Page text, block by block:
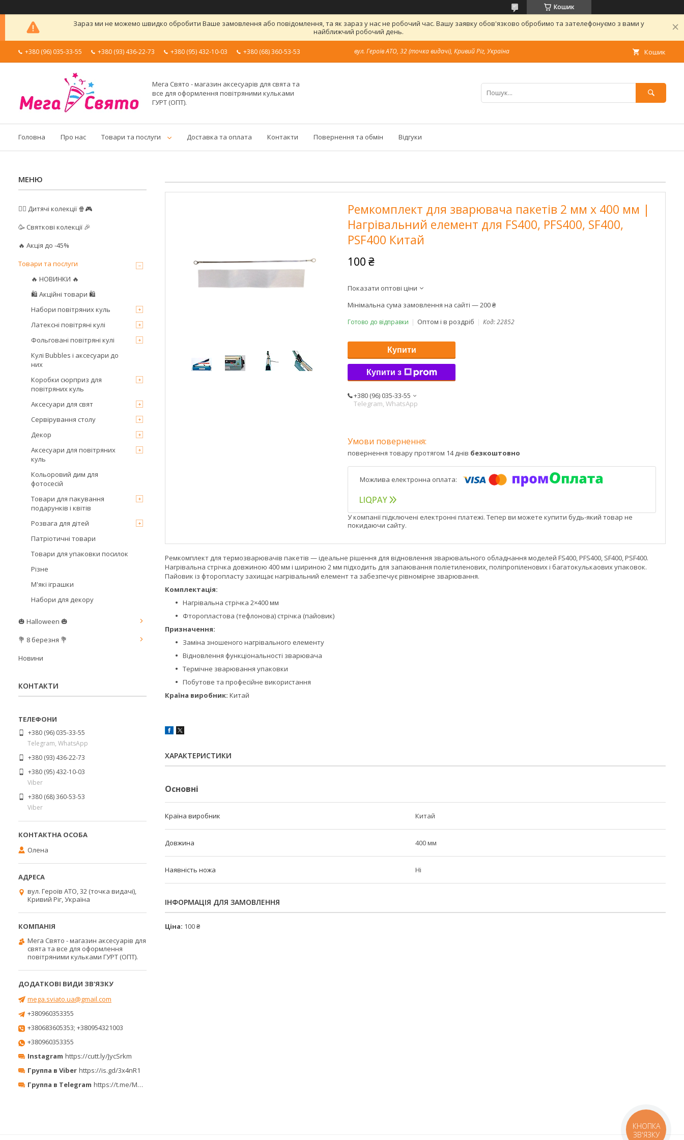
Кошик
Зараз ми не можемо швидко обробити Ваше замовлення або повідомлення, та як зараз у нас не робочий час. Вашу заявку обов'язково обробимо та зателефонуємо з вами у
найближчий робочий день.
+380 (96) 035-33-55 +380 (93) 436-22-73 +380 (95) 432-10-03 +380 (68) 360-53-53 вул. Героїв АТО, 32 (точка видачі), Кривий Ріг, Україна Кошик
Мега Свято - магазин аксесуарів для свята та
все для оформлення повітряними кульками
ГУРТ (ОПТ).
Головна Про нас Товари та послуги Доставка та оплата Контакти Повернення та обмін Відгуки
Ремкомплект для зварювача пакетів 2 мм x 400 мм |
Нагрівальний елемент для FS400, PFS400, SF400,
PSF400 Китай
100 ₴
Показати оптові ціни
Мінімальна сума замовлення на сайті — 200 ₴
Готово до відправки Оптом і в роздріб Код:22852
Купити
Купити з
+380 (96) 035-33-55
Telegram, WhatsApp
повернення товару протягом 14 днів безкоштовно
У компанії підключені електронні платежі. Тепер ви можете купити будь-який товар не
покидаючи сайту.
Ремкомплект для термозварювачів пакетів — ідеальне рішення для відновлення зварювального обладнання моделей FS400, PFS400, SF400, PSF400.
Нагрівальна стрічка довжиною 400 мм і шириною 2 мм підходить для запаювання поліетиленових, поліпропіленових і багатокулькаових упаковок.
Пайовик із фторопласту захищає нагрівальний елемент та забезпечує рівномірне зварювання.
Комплектація:
Нагрівальна стрічка 2×400 мм
Фторопластова (тефлонова) стрічка (пайовик)
Призначення:
Заміна зношеного нагрівального елементу
Відновлення функціональності зварювача
Термічне зварювання упаковки
Побутове та професійне використання
Країна виробник: Китай
ХАРАКТЕРИСТИКИ
Основні
Країна виробник Китай
Довжина 400 мм
Наявність ножа Ні
ІНФОРМАЦІЯ ДЛЯ ЗАМОВЛЕННЯ
Ціна: 100 ₴
🦸‍♂️ Дитячі колекції 🍿🎮
🥳 Святкові колекції 🎉
🔥 Акція до -45%
Товари та послуги
🔥 НОВИНКИ 🔥
🛍 Акційні товари 🛍
Набори повітряних куль
Латексні повітряні кулі
Фольговані повітряні кулі
Кулі Bubbles і аксесуари до
них
Коробки сюрприз для
повітряних куль
Аксесуари для свят
Сервірування столу
Декор
Аксесуари для повітряних
куль
Кольоровий дим для
фотосесій
Товари для пакування
подарунків і квітів
Розвага для дітей
Патріотичні товари
Товари для упаковки посилок
Різне
М'які іграшки
Набори для декору
🎃 Halloween 🎃
💐 8 березня 💐
Новини
КОНТАКТИ
+380 (96) 035-33-55
Telegram, WhatsApp
+380 (93) 436-22-73
+380 (95) 432-10-03
Viber
+380 (68) 360-53-53
Viber
Олена
вул. Героїв АТО, 32 (точка видачі),
Кривий Ріг, Україна
Мега Свято - магазин аксесуарів для
свята та все для оформлення
повітряними кульками ГУРТ (ОПТ).
mega.sviato.ua@gmail.com
+380960353355
+380683605353; +380954321003
+380960353355
Instagram https://cutt.ly/JycSrkm
Группа в Viber https://is.gd/3x4nR1
Группа в Telegram https://t.me/MegaPrazdnikUA
КНОПКА
ЗВ'ЯЗКУ